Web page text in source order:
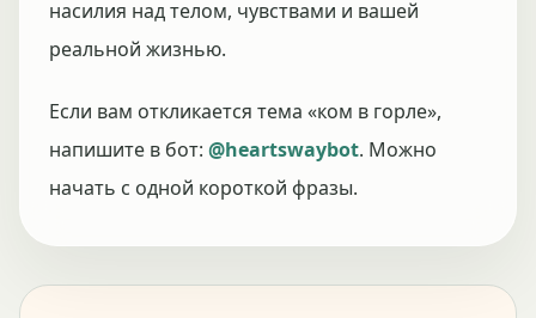
насилия над телом, чувствами и вашей
реальной жизнью.
Если вам откликается тема «ком в горле»,
напишите в бот: @heartswaybot. Можно
начать с одной короткой фразы.